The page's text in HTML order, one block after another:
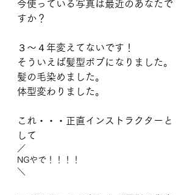
今使っている写真は最近のあなたで
すか？
３〜４年変えてないです！
そういえば髪型ボブになりました。
髪の毛染めました。
体型変わりました。
これ・・・正直インストラクターと
して
／
NGやで！！！！
＼